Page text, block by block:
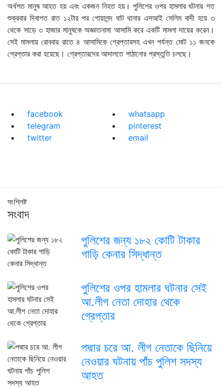
অর্ধশত মানুষ আহত হয় এবং একজন নিহত হয়। পুলিশের ওপর হামলার ঘটনায় গত
শুক্রবার দিবাগত রাত ১২টার পর গোয়ালন্দ ঘাট থানার এসআই সেলিম বাদী হয়ে ৩
থেকে সাড়ে ৩ হাজার মানুষকে অজ্ঞাতনামা আসামি করে একটি মামলা দায়ের করেন।
সেই মামলায় রোববার রাতে ৪ আসামিকে গ্রেপ্তারসহ এখন পর্যন্ত মোট ১১ জনকে
গ্রেপ্তার করা হয়েছে। গ্রেপ্তারদের আদালতে পাঠানোর প্রস্তুতি চলছে।
facebook
whatsapp
telegram
pinterest
twitter
email
সংশ্লিষ্ট
সংবাদ
পুলিশের জন্য ১৮২ কোটি টাকার
গাড়ি কেনার সিদ্ধান্ত
পুলিশের ওপর হামলার ঘটনার সেই
আ.লীগ নেতা দোহার থেকে
গ্রেপ্তার
পদ্মার চরে আ. লীগ নেতাকে ছিনিয়ে
নেওয়ার ঘটনায় পাঁচ পুলিশ সদস্য
আহত